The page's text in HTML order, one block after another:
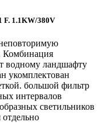
F. 1.1KW/380V
Комбинация
водному ландшафту
укомплектован
большой фильтр
интервалов
светильников